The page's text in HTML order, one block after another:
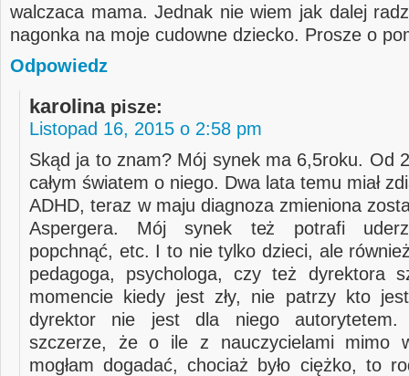
walczaca mama. Jednak nie wiem jak dalej
nagonka na moje cudowne dziecko. Prosze o
Odpowiedz
karolina pisze:
Listopad 16, 2015 o 2:58 pm
Skąd ja to znam? Mój synek ma 6,5roku. Od
całym światem o niego. Dwa lata temu miał
ADHD, teraz w maju diagnoza zmieniona
Aspergera. Mój synek też potrafi
popchnąć, etc. I to nie tylko dzieci, ale
pedagoga, psychologa, czy też dyrektora
momencie kiedy jest zły, nie patrzy kto
dyrektor nie jest dla niego autorytetem.
szczerze, że o ile z nauczycielami mimo
mogłam dogadać, chociaż było ciężko, to